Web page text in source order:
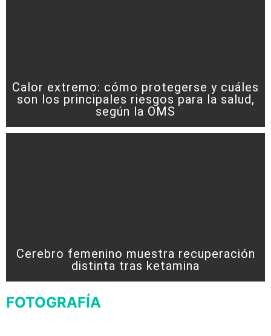
Calor extremo: cómo protegerse y cuáles
son los principales riesgos para la salud,
según la OMS
Cerebro femenino muestra recuperación
distinta tras ketamina
FOTOGRAFÍA